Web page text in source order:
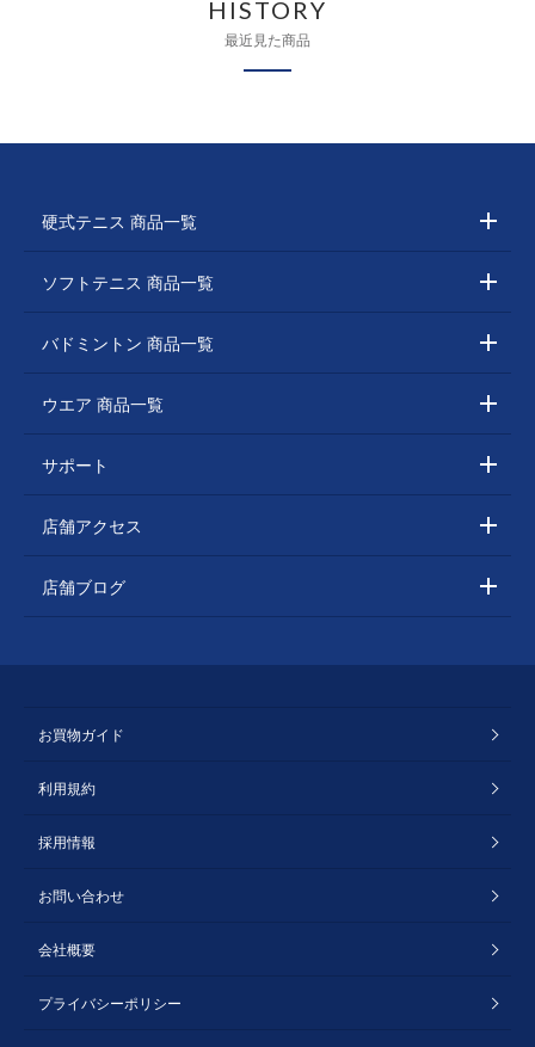
HISTORY
最近見た商品
硬式テニス 商品一覧
ソフトテニス 商品一覧
バドミントン 商品一覧
ウエア 商品一覧
サポート
店舗アクセス
店舗ブログ
お買物ガイド
利用規約
採用情報
お問い合わせ
会社概要
プライバシーポリシー